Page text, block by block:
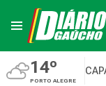
14º
PORTO ALEGRE